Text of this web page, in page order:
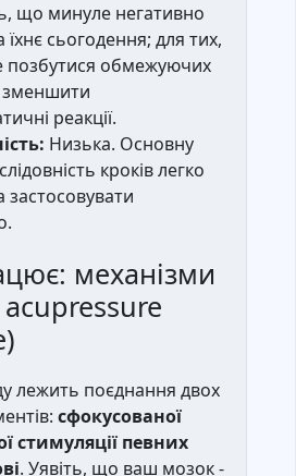
що минуле негативно
їхнє сьогодення; для тих,
позбутися обмежуючих
реакції.
Низька. Основну
кроків легко
застосовувати
механізми
лежить поєднання двох
сфокусованої
стимуляції певних
. Уявіть, що ваш мозок -